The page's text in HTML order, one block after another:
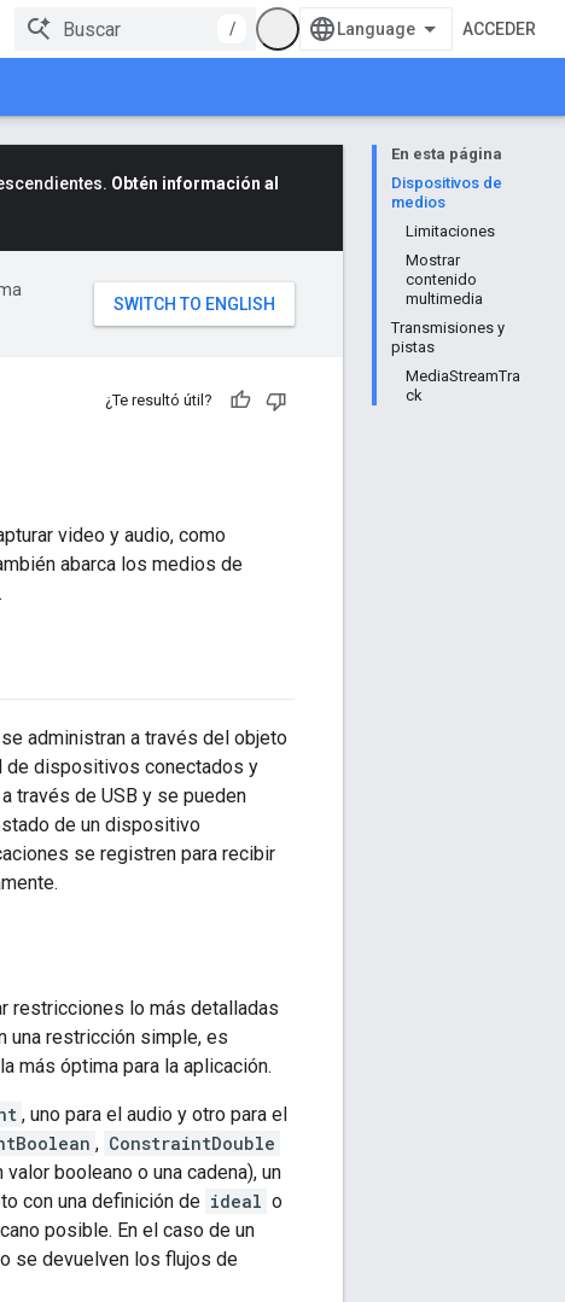
/ ACCEDER
En esta página
Dispositivos de
medios
Limitaciones
Mostrar
contenido
multimedia
Transmisiones y
pistas
MediaStreamTra
ck
Obtén información al
¿Te resultó útil?
video y audio, como
abarca los medios de
administran a través del objeto
de dispositivos conectados y
través de USB y se pueden
de un dispositivo
se registren para recibir
restricciones lo más detalladas
una restricción simple, es
más óptima para la aplicación.
, uno para el audio y otro para el
, ConstraintDouble
booleano o una cadena), un
con una definición de ideal o
posible. En el caso de un
se devuelven los flujos de